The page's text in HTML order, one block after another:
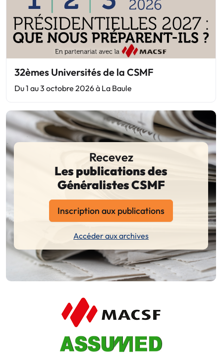
32èmes Universités de la CSMF
Du 1 au 3 octobre 2026 à La Baule
Recevez
Les publications des
Généralistes CSMF
Inscription aux publications
Accéder aux archives